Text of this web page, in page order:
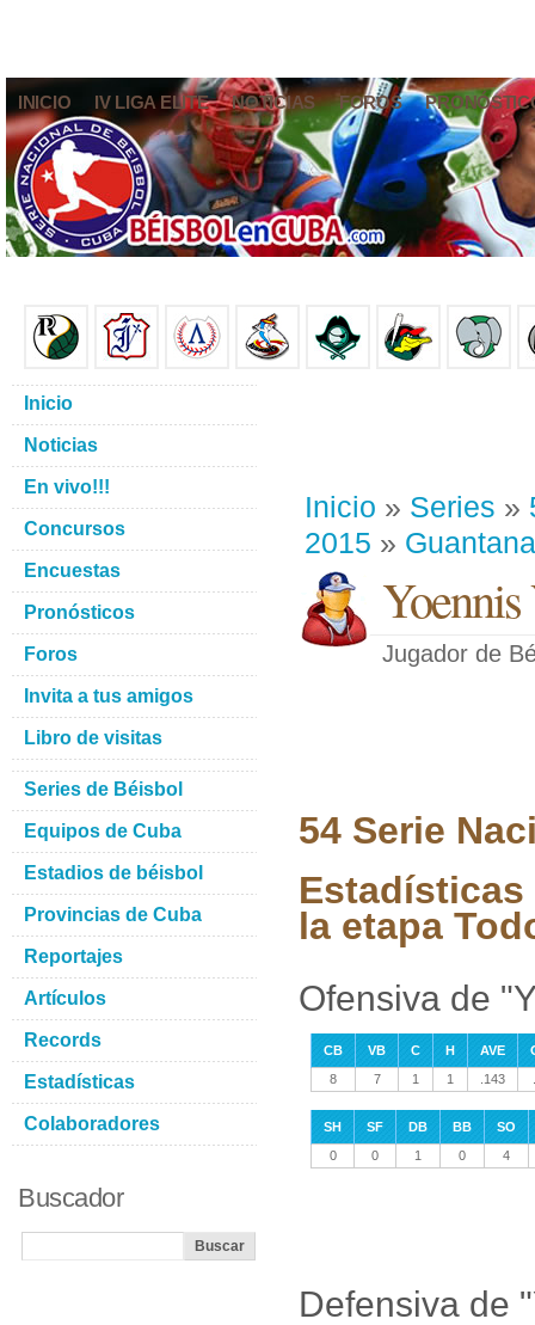
INICIO IV LIGA ELITE NOTICIAS FOROS
Inicio » Series »
2015 »
Jugador de
54 Serie
Estadísticas
la etapa
Ofensiva de
CB VB C H AVE
8
7 1 1 .143
SH SF DB BB
SO
0
0 1 0 4
Defensiva de
Inicio
Noticias
En vivo!!!
Concursos
Encuestas
Pronósticos
Foros
Invita a tus amigos
Libro de visitas
Series de Béisbol
Equipos de Cuba
Estadios de béisbol
Provincias de Cuba
Reportajes
Artículos
Records
Estadísticas
Colaboradores
Buscador